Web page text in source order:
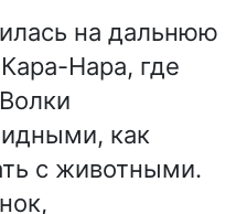
на дальнюю
Нара, где
как
с животными.